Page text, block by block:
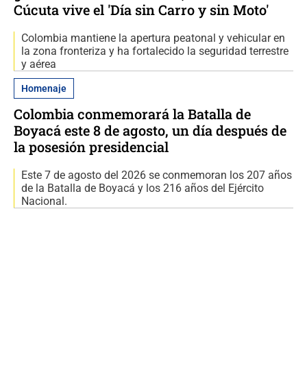
Cúcuta vive el 'Día sin Carro y sin Moto'
Colombia mantiene la apertura peatonal y vehicular en
la zona fronteriza y ha fortalecido la seguridad terrestre
y aérea
Homenaje
Colombia conmemorará la Batalla de
Boyacá este 8 de agosto, un día después de
la posesión presidencial
Este 7 de agosto del 2026 se conmemoran los 207 años
de la Batalla de Boyacá y los 216 años del Ejército
Nacional.